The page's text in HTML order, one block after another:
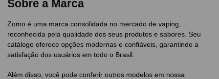
Sobre a Marca
Zomo é uma marca consolidada no mercado de vaping,
reconhecida pela qualidade dos seus produtos e sabores. Seu
catálogo oferece opções modernas e confiáveis, garantindo a
satisfação dos usuários em todo o Brasil.
Além disso, você pode conferir outros modelos em nossa